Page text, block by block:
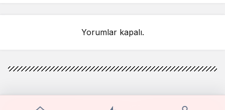
Yorumlar kapalı.